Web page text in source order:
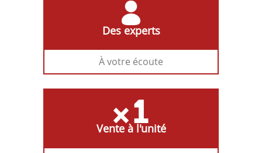
Des experts
À votre écoute
Vente à l'unité